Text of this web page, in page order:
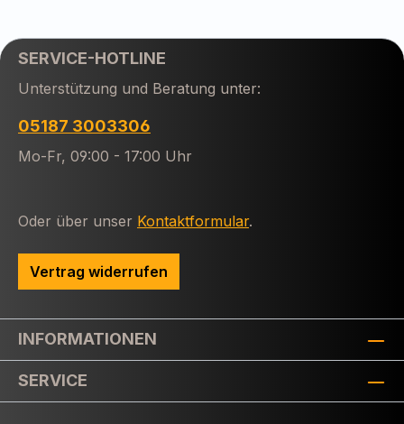
SERVICE-HOTLINE
Unterstützung und Beratung unter:
05187 3003306
Mo-Fr, 09:00 - 17:00 Uhr
Oder über unser Kontaktformular.
Vertrag widerrufen
INFORMATIONEN
SERVICE